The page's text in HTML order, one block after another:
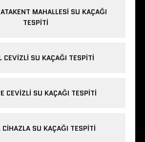
MAHALLESI SU KAÇAĞI
TESPITI
CEVIZLI SU KAÇAĞI TESPITI
CEVIZLI SU KAÇAĞI TESPITI
CIHAZLA SU KAÇAĞI TESPITI